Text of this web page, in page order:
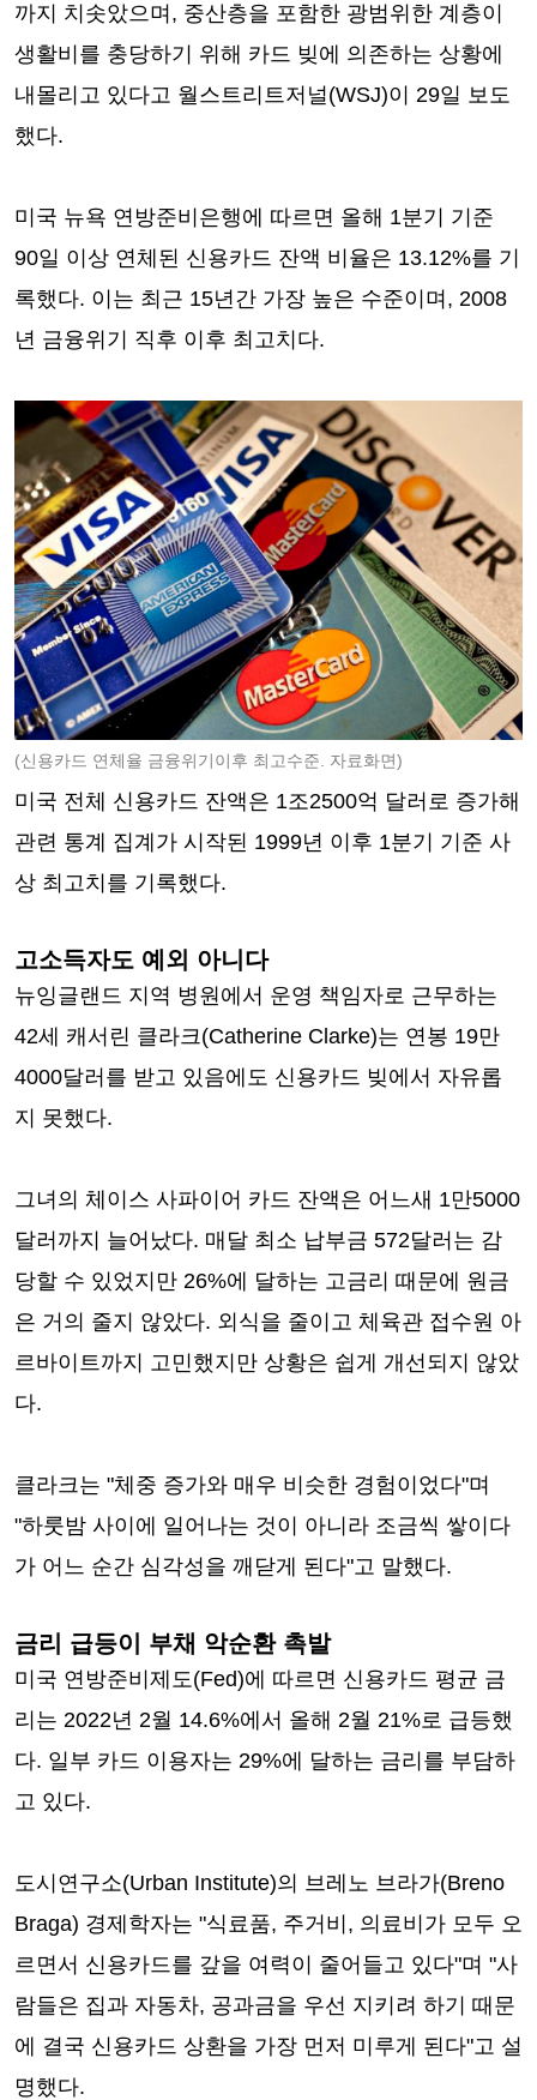
까지 치솟았으며, 중산층을 포함한 광범위한 계층이
생활비를 충당하기 위해 카드 빚에 의존하는 상황에
내몰리고 있다고 월스트리트저널(WSJ)이 29일 보도
했다.
미국 뉴욕 연방준비은행에 따르면 올해 1분기 기준
90일 이상 연체된 신용카드 잔액 비율은 13.12%를 기
록했다. 이는 최근 15년간 가장 높은 수준이며, 2008
년 금융위기 직후 이후 최고치다.
(신용카드 연체율 금융위기이후 최고수준. 자료화면)
미국 전체 신용카드 잔액은 1조2500억 달러로 증가해
관련 통계 집계가 시작된 1999년 이후 1분기 기준 사
상 최고치를 기록했다.
고소득자도 예외 아니다
뉴잉글랜드 지역 병원에서 운영 책임자로 근무하는
42세 캐서린 클라크(Catherine Clarke)는 연봉 19만
4000달러를 받고 있음에도 신용카드 빚에서 자유롭
지 못했다.
그녀의 체이스 사파이어 카드 잔액은 어느새 1만5000
달러까지 늘어났다. 매달 최소 납부금 572달러는 감
당할 수 있었지만 26%에 달하는 고금리 때문에 원금
은 거의 줄지 않았다. 외식을 줄이고 체육관 접수원 아
르바이트까지 고민했지만 상황은 쉽게 개선되지 않았
다.
클라크는 "체중 증가와 매우 비슷한 경험이었다"며
"하룻밤 사이에 일어나는 것이 아니라 조금씩 쌓이다
가 어느 순간 심각성을 깨닫게 된다"고 말했다.
금리 급등이 부채 악순환 촉발
미국 연방준비제도(Fed)에 따르면 신용카드 평균 금
리는 2022년 2월 14.6%에서 올해 2월 21%로 급등했
다. 일부 카드 이용자는 29%에 달하는 금리를 부담하
고 있다.
도시연구소(Urban Institute)의 브레노 브라가(Breno
Braga) 경제학자는 "식료품, 주거비, 의료비가 모두 오
르면서 신용카드를 갚을 여력이 줄어들고 있다"며 "사
람들은 집과 자동차, 공과금을 우선 지키려 하기 때문
에 결국 신용카드 상환을 가장 먼저 미루게 된다"고 설
명했다.